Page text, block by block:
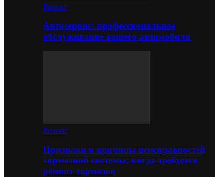
Ремонт
Автосервис: профессиональное
обслуживание вашего автомобиля
Ремонт
Признаки и причины неисправностей
тормозной системы: когда требуется
ремонт тормозов